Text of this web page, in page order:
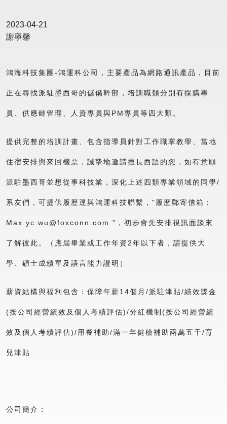
2023-04-21
謝寧馨
鴻海科技集團-鴻運科公司，主要產品為網路通訊產品，目前
正在尋找派駐墨西哥的儲備幹部，培訓職類分別有採購專
員、供應鏈管理、人資專員與PM專員等四大類。
提供完整的培訓計畫、包含指導員針對工作職掌教學、當地
住宿安排與來回機票，誠摯地邀請擅長西語的您，如有意願
派駐墨西哥並想從事科技業，深化上述四類專業領域的同學/
系友們，可提供履歷逕與鴻運科技聯繫， 履歷郵寄信箱：
Max.yc.wu@foxconn.com ，初步會先安排視訊面談來
了解彼此。（應屆畢業或工作年資2年以下者，請提供大
學、碩士成績單及語言能力證明）
薪資結構與福利包含：保障年薪14個月/派駐津貼/績效獎金
(按公司經營績效及個人考績評估)/分紅機制(按公司經營績
效及個人考績評估)/用餐補助/滿一年健檢補助兩萬五千/育
兒津貼
公司簡介：